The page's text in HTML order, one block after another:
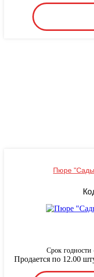
Пюре "Сады
Срок
Продается по 12.00